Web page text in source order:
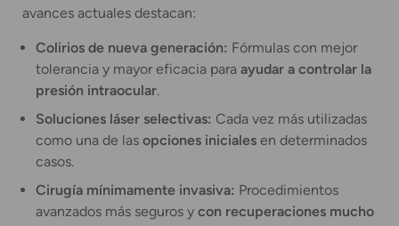
avances actuales destacan:
Colirios de nueva generación: Fórmulas con mejor
tolerancia y mayor eficacia para ayudar a controlar la
presión intraocular.
Soluciones láser selectivas: Cada vez más utilizadas
como una de las opciones iniciales en determinados
casos.
Cirugía mínimamente invasiva: Procedimientos
avanzados más seguros y con recuperaciones mucho